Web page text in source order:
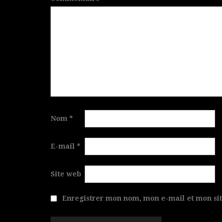
Nom *
E-mail *
Site web
Enregistrer mon nom, mon e-mail et mon